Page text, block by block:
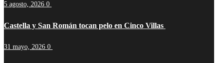
5 agosto, 2026 0
Castella y San Román tocan pelo en Cinco Villas
31 mayo, 2026 0